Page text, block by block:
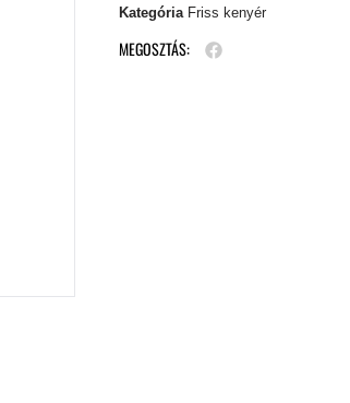
Kategória Friss kenyér
MEGOSZTÁS: